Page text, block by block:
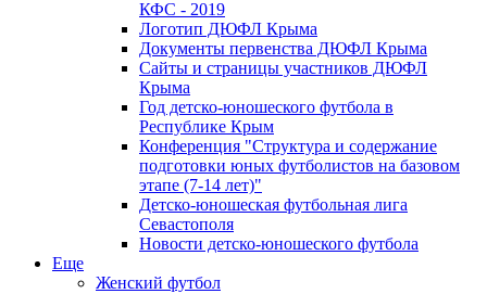
КФС - 2019
Логотип ДЮФЛ Крыма
Документы первенства ДЮФЛ Крыма
Сайты и страницы участников ДЮФЛ
Крыма
Год детско-юношеского футбола в
Республике Крым
Конференция "Структура и содержание
подготовки юных футболистов на базовом
этапе (7-14 лет)"
Детско-юношеская футбольная лига
Севастополя
Новости детско-юношеского футбола
Еще
Женский футбол